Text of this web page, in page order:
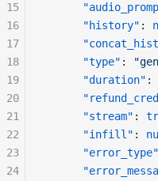
"history" :
"type" :
"duration" :
"stream" :
"infill" :
"error_type"
15
16
17
18
19
20
21
22
23
24